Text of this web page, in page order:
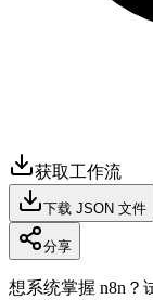
获取工作流
下载 JSON 文件
分享
想系统掌握 n8n？